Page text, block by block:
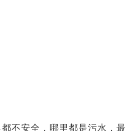
安全，哪里都是污水，最